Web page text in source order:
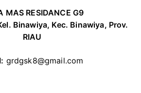
MAS RESIDANCE G9
Binawiya, Kec. Binawiya, Prov.
RIAU
grdgsk8@gmail.com